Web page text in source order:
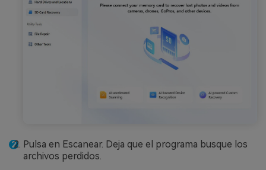
Pulsa en Escanear. Deja que el programa busque los
archivos perdidos.